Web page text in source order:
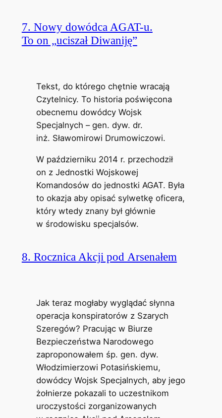
7. Nowy dowódca AGAT-u.
To on „uciszał Diwaniję”
Tekst, do którego chętnie wracają
Czytelnicy. To historia poświęcona
obecnemu dowódcy Wojsk
Specjalnych – gen. dyw. dr.
inż. Sławomirowi Drumowiczowi.
W październiku 2014 r. przechodził
on z Jednostki Wojskowej
Komandosów do jednostki AGAT. Była
to okazja aby opisać sylwetkę oficera,
który wtedy znany był głównie
w środowisku specjalsów.
8. Rocznica Akcji pod Arsenałem
Jak teraz mogłaby wyglądać słynna
operacja konspiratorów z Szarych
Szeregów? Pracując w Biurze
Bezpieczeństwa Narodowego
zaproponowałem śp. gen. dyw.
Włodzimierzowi Potasińskiemu,
dowódcy Wojsk Specjalnych, aby jego
żołnierze pokazali to uczestnikom
uroczystości zorganizowanych